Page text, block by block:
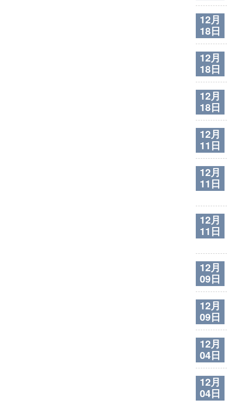
12月
18日
12月
18日
12月
18日
12月
11日
12月
11日
12月
11日
12月
09日
12月
09日
12月
04日
12月
04日